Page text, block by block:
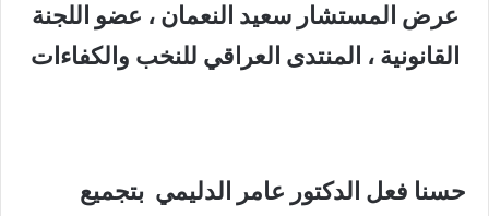
عرض المستشار سعيد النعمان ، عضو اللجنة
القانونية ، المنتدى العراقي للنخب والكفاءات
حسنا فعل الدكتور عامر الدليمي بتجميع